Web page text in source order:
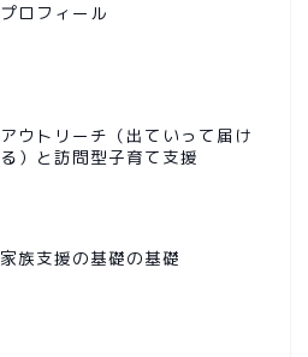
プロフィール
アウトリーチ（出ていって届け
る）と訪問型子育て支援
家族支援の基礎の基礎